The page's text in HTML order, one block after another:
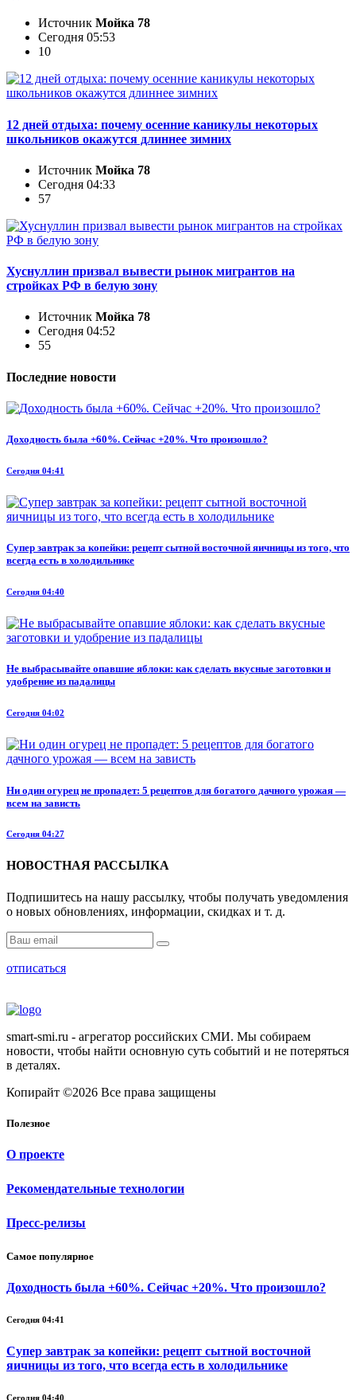
Источник Мойка 78
Сегодня 05:53
10
12 дней отдыха: почему осенние каникулы некоторых
школьников окажутся длиннее зимних
Источник Мойка 78
Сегодня 04:33
57
Хуснуллин призвал вывести рынок мигрантов на
стройках РФ в белую зону
Источник Мойка 78
Сегодня 04:52
55
Последние новости
Доходность была +60%. Сейчас +20%. Что произошло?
Сегодня 04:41
Супер завтрак за копейки: рецепт сытной восточной яичницы из того, что
всегда есть в холодильнике
Сегодня 04:40
Не выбрасывайте опавшие яблоки: как сделать вкусные заготовки и
удобрение из падалицы
Сегодня 04:02
Ни один огурец не пропадет: 5 рецептов для богатого дачного урожая —
всем на зависть
Сегодня 04:27
НОВОСТНАЯ РАССЫЛКА
Подпишитесь на нашу рассылку, чтобы получать уведомления
о новых обновлениях, информации, скидках и т. д.
отписаться
smart-smi.ru - агрегатор российских СМИ. Мы собираем
новости, чтобы найти основную суть событий и не потеряться
в деталях.
Копирайт ©2026 Все права защищены
Полезное
О проекте
Рекомендательные технологии
Пресс-релизы
Самое популярное
Доходность была +60%. Сейчас +20%. Что произошло?
Сегодня 04:41
Супер завтрак за копейки: рецепт сытной восточной
яичницы из того, что всегда есть в холодильнике
Сегодня 04:40